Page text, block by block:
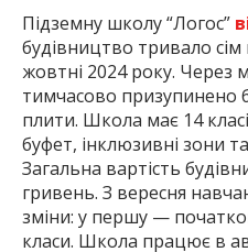
Підземну школу “Логос”
будівництво тривало сім
жовтні 2024 року. Через
тимчасово призупинено
плити. Школа має 14
буфет, інклюзивні зони
Загальна вартість
гривень. З вересня
зміни: у першу —
класи. Школа працює в